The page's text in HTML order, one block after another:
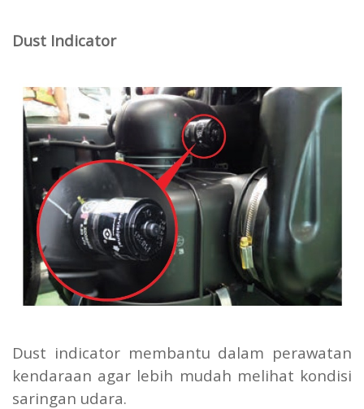
Dust Indicator
Dust indicator membantu dalam perawatan
kendaraan agar lebih mudah melihat kondisi
saringan udara.